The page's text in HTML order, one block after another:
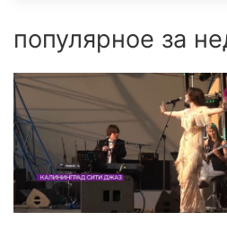
популярное за